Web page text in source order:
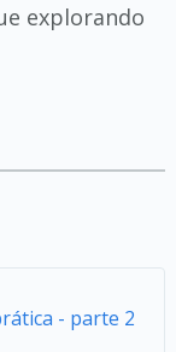
explorando
- parte 2